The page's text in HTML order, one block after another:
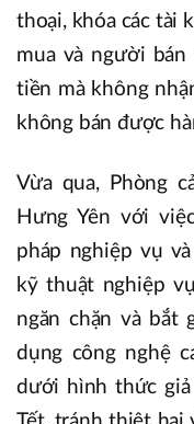
thoại, khóa các tài
mua và người
tiền mà không
không bán được
Vừa qua, Phòng
Hưng Yên với
pháp nghiệp vụ
kỹ thuật nghiệp
ngăn chặn và
dụng công nghệ
dưới hình thức giả